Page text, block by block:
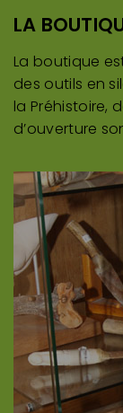
LA
La boutique
des outils en
la Préhistoire,
d’ouverture